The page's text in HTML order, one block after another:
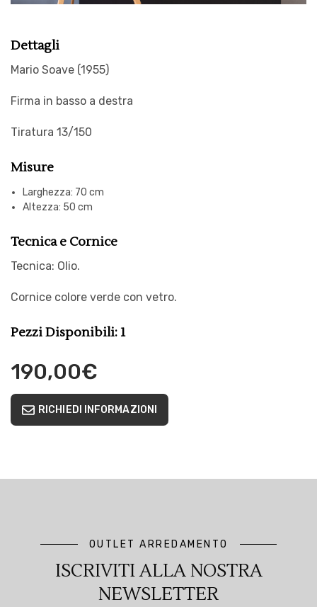
Dettagli
Mario Soave (1955)
Firma in basso a destra
Tiratura 13/150
Misure
Larghezza: 70 cm
Altezza: 50 cm
Tecnica e Cornice
Tecnica: Olio.
Cornice colore verde con vetro.
Pezzi Disponibili: 1
190,00€
RICHIEDI INFORMAZIONI
OUTLET ARREDAMENTO
ISCRIVITI ALLA NOSTRA
NEWSLETTER